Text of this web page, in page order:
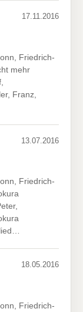
17.11.2016
Friedrich-
mehr
Franz,
13.07.2016
Friedrich-
18.05.2016
Friedrich-